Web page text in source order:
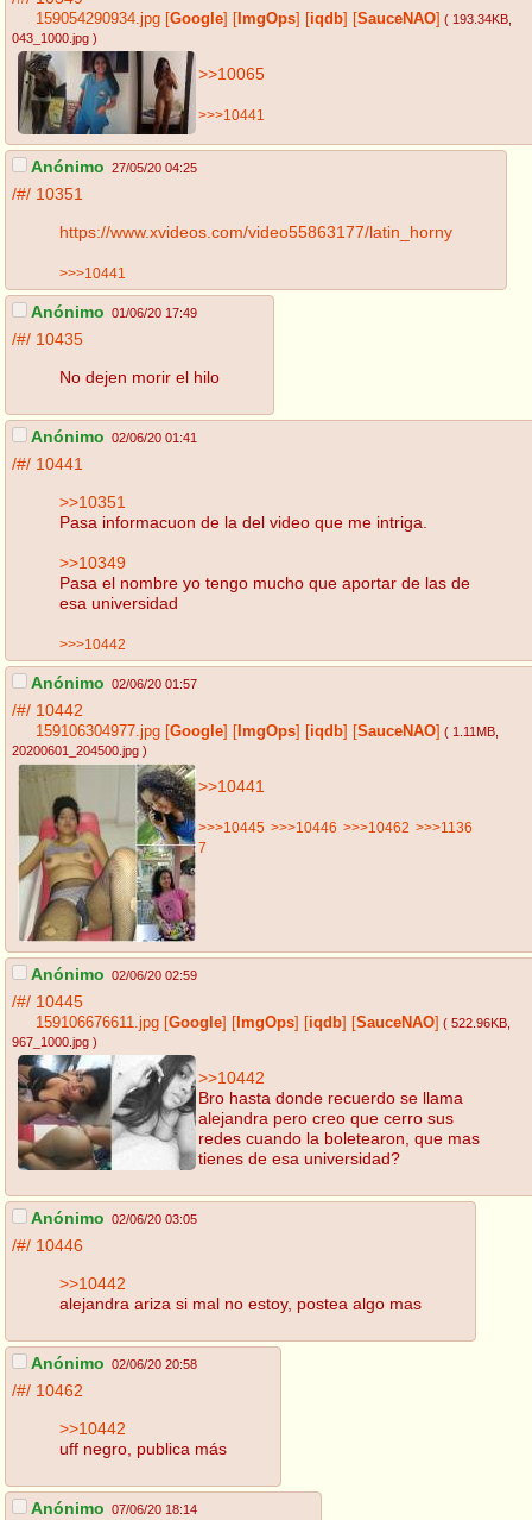
159054290934.jpg [Google] [ ImgOps] [iqdb] [SauceNAO] ( 193.34KB
043_1000.jpg )
>>10065
>>>10441
Anónimo 27/05/20 04:25
/#/ 10351
https://www.xvideos.com/video55863177/latin_horny
>>>10441
Anónimo 01/06/20 17:49
/#/ 10435
No dejen morir el hilo
Anónimo 02/06/20 01:41
/#/ 10441
>>10351
Pasa informacuon de la del video que me intriga.
>>10349
Pasa el nombre yo tengo mucho que aportar de las de
esa universidad
>>>10442
Anónimo 02/06/20 01:57
/#/ 10442
159106304977.jpg [Google] [ ImgOps] [iqdb] [SauceNAO] ( 1.11MB
20200601_204500.jpg )
>>10441
>>>10445 >>>10446 >>>10462 >>>1136
7
Anónimo 02/06/20 02:59
/#/ 10445
159106676611.jpg [Google] [ ImgOps] [iqdb] [SauceNAO] ( 522.96KB
967_1000.jpg )
>>10442
Bro hasta donde recuerdo se llama
alejandra pero creo que cerro sus
redes cuando la boletearon, que mas
tienes de esa universidad?
Anónimo 02/06/20 03:05
/#/ 10446
>>10442
alejandra ariza si mal no estoy, postea algo mas
Anónimo 02/06/20 20:58
/#/ 10462
>>10442
uff negro, publica más
Anónimo 07/06/20 18:14